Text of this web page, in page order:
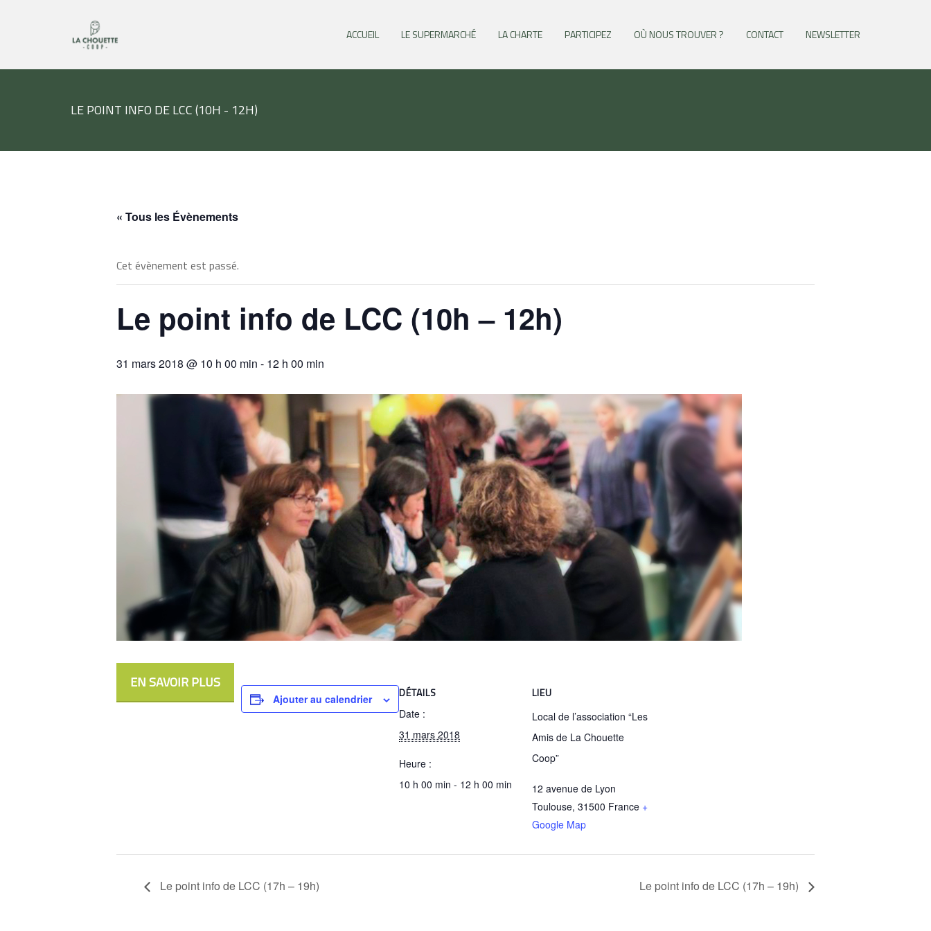
ACCUEIL LE SUPERMARCHÉ LA CHARTE PARTICIPEZ OÙ NOUS TROUVER ? CONTACT NEWSLETTER
LE POINT INFO DE LCC (10H - 12H)
« Tous les Évènements
Cet évènement est passé.
Le point info de LCC (10h – 12h)
31 mars 2018 @ 10 h 00 min - 12 h 00 min
EN SAVOIR PLUS
Ajouter au calendrier DÉTAILS
Date :
31 mars 2018
Heure :
10 h 00 min - 12 h 00 min
LIEU
Local de l’association “Les
Amis de La Chouette
Coop”
12 avenue de Lyon
Toulouse, 31500 France +
Google Map
Le point info de LCC (17h – 19h) Le point info de LCC (17h – 19h)